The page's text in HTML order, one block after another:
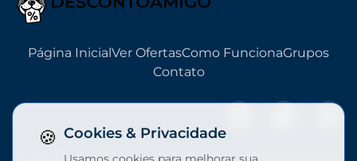
🍪 Cookies & Privacidade
Página InicialVer OfertasComo FuncionaGrupos
Contato
Categorias:Bebês & Gestantes Beleza e Cuidados Pessoais